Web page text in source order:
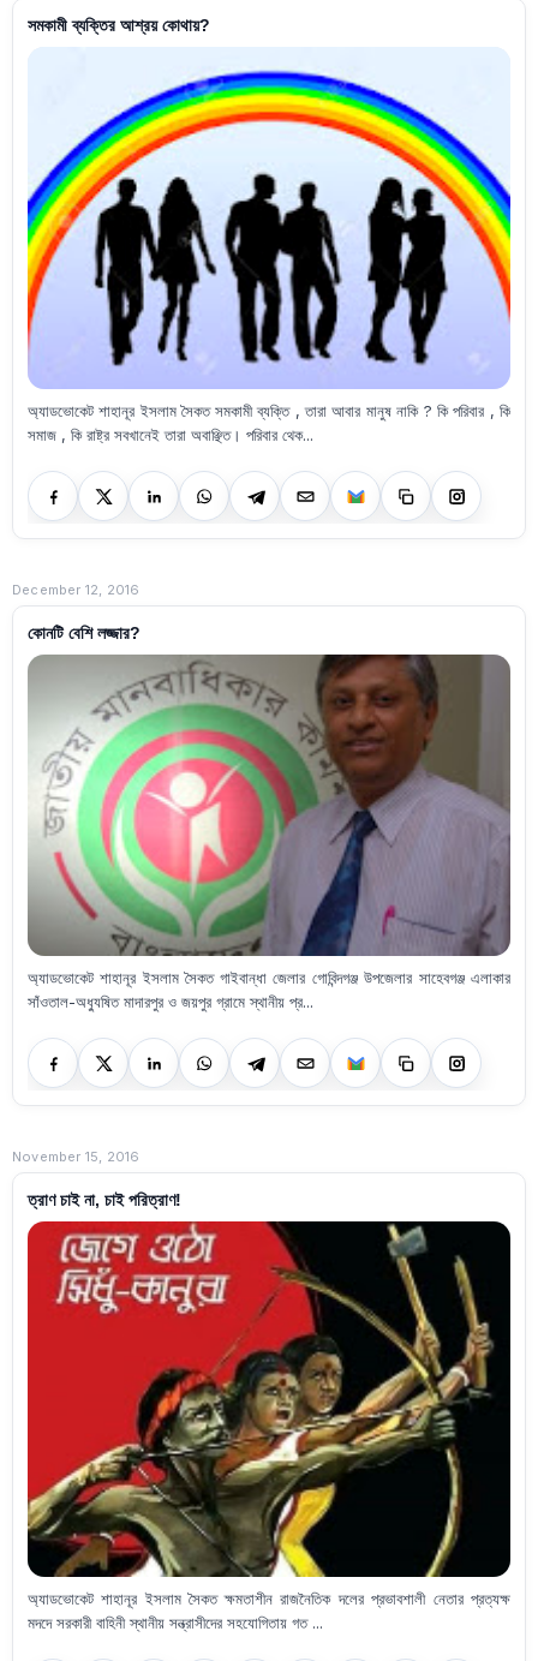
সমকামী ব্যক্তির আশ্রয় কোথায়?
অ্যাডভোকেট শাহানূর ইসলাম সৈকত সমকামী ব্যক্তি , তারা আবার মানুষ নাকি ? কি পরিবার , কি
সমাজ , কি রাষ্ট্র সবখানেই তারা অবাঞ্ছিত। পরিবার থেক...
December 12, 2016
কোনটি বেশি লজ্জার?
অ্যাডভোকেট শাহানূর ইসলাম সৈকত গাইবান্ধা জেলার গোবিন্দগঞ্জ উপজেলার সাহেবগঞ্জ এলাকার
সাঁওতাল-অধ্যুষিত মাদারপুর ও জয়পুর গ্রামে স্থানীয় প্র...
November 15, 2016
ত্রাণ চাই না, চাই পরিত্রাণ!
অ্যাডভোকেট শাহানূর ইসলাম সৈকত ক্ষমতাশীন রাজনৈতিক দলের প্রভাবশালী নেতার প্রত্যক্ষ
মদদে সরকারী বাহিনী স্থানীয় সন্ত্রাসীদের সহযোগিতায় গত ...